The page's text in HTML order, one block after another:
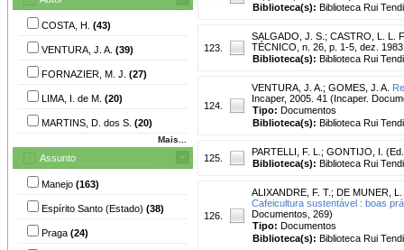
COSTA, H. (43)
VENTURA, J. A. (39)
FORNAZIER, M. J. (27)
LIMA, I. de M. (20)
MARTINS, D. dos S. (20)
Mais...
Assunto
Manejo (163)
Espírito Santo (Estado) (38)
Praga (24)
Biblioteca(s): Biblioteca Rui
123.
SALGADO, J. S. ; CASTRO, L. L.
TÉCNICO, n. 26, p. 1-5, dez.
Biblioteca(s): Biblioteca Rui
124.
VENTURA, J. A. ; GOMES, J. A.
Incaper, 2005. 41 (Incaper.
Tipo: Documentos
Biblioteca(s): Biblioteca Rui
125.
PARTELLI, F. L. ; GONTIJO, I.
Biblioteca(s): Biblioteca Rui
126.
ALIXANDRE, F. T. ; DE MUNER, L.
Cafeicultura sustentável : boas
Documentos, 269)
Tipo: Documentos
Biblioteca(s): Biblioteca Rui